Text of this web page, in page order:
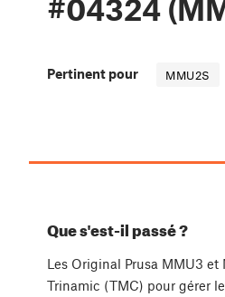
#04324
Pertinent pour MMU2S
Que s'est-il passé ?
Les Original Prusa MMU3
Trinamic (TMC) pour gérer